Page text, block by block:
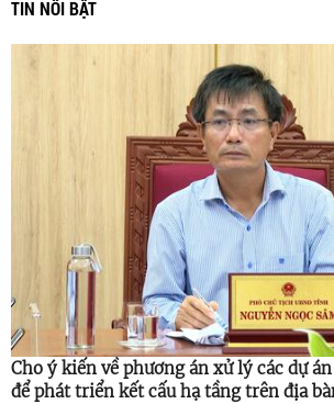
TIN NỔI BẬT
Cho ý kiến về phương án xử lý các dự
để phát triển kết cấu hạ tầng trên địa